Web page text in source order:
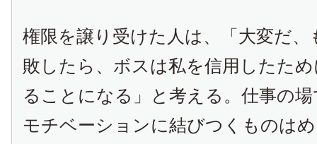
権限を譲り受けた人は、「大変だ
敗したら、ボスは私を信用したた
ることになる」と考える。仕事の
モチベーションに結びつくものは